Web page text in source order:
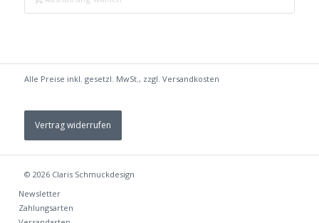
€ 69,98
Alle Preise inkl. gesetzl. MwSt., zzgl. Versandkosten
Vertrag widerrufen
© 2026 Claris Schmuckdesign
Newsletter
Zahlungsarten